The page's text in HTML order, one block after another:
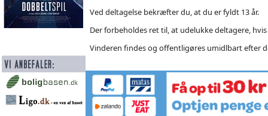
Ved deltagelse bekræfter du, at du er fyldt 13 år.
Der forbeholdes ret til, at udelukke deltagere,
Vinderen findes og offentligøres umidlbart efter